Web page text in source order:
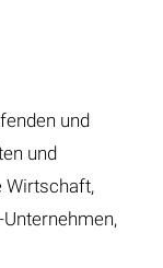
und
und
Wirtschaft,